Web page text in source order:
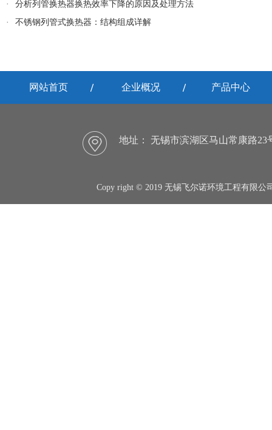
·
分析列管换热器换热效率下降的原因及处理方法
·
不锈钢列管式换热器：结构组成详解
网站首页 企业概况 产品中心
地址： 无锡市滨湖区马山常康路23
Copy right © 2019 无锡飞尔诺环境工程有限公